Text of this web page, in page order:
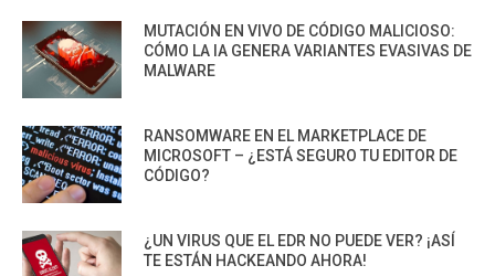
MUTACIÓN EN VIVO DE CÓDIGO MALICIOSO:
CÓMO LA IA GENERA VARIANTES EVASIVAS DE
MALWARE
RANSOMWARE EN EL MARKETPLACE DE
MICROSOFT – ¿ESTÁ SEGURO TU EDITOR DE
CÓDIGO?
¿UN VIRUS QUE EL EDR NO PUEDE VER? ¡ASÍ
TE ESTÁN HACKEANDO AHORA!